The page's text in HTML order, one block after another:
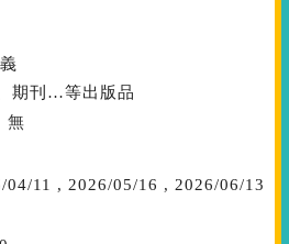
期刊…等出版品
無
04/11 , 2026/05/16 , 2026/06/13